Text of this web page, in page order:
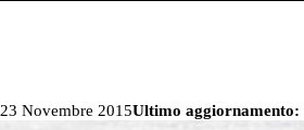
23 Novembre 2015Ultimo aggiornamento: